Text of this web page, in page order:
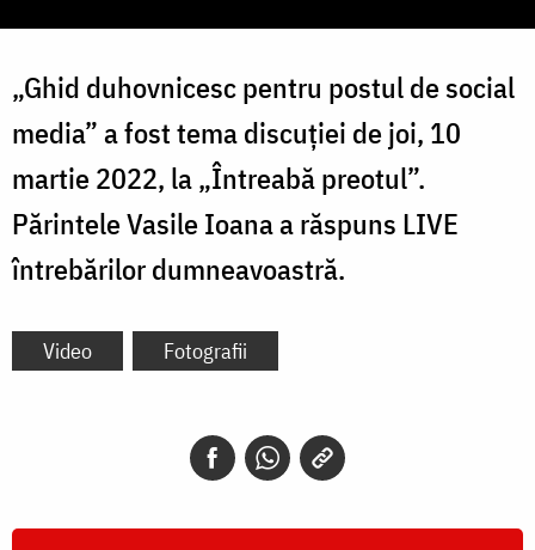
„Ghid duhovnicesc pentru postul de social
media” a fost tema discuției de joi, 10
martie 2022, la „Întreabă preotul”.
Părintele Vasile Ioana a răspuns LIVE
întrebărilor dumneavoastră.
Video Fotografii